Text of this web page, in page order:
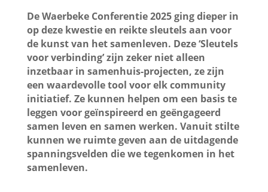
De Waerbeke Conferentie 2025 ging dieper in
op deze kwestie en reikte sleutels aan voor
de kunst van het samenleven. Deze ‘Sleutels
voor verbinding’ zijn zeker niet alleen
inzetbaar in samenhuis-projecten, ze zijn
een waardevolle tool voor elk community
initiatief. Ze kunnen helpen om een basis te
leggen voor geïnspireerd en geëngageerd
samen leven en samen werken. Vanuit stilte
kunnen we ruimte geven aan de uitdagende
spanningsvelden die we tegenkomen in het
samenleven.